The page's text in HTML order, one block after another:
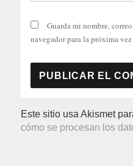
Guarda mi nombre,
navegador para la próxima
Este sitio usa Akismet
cómo se procesan los